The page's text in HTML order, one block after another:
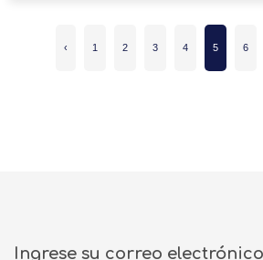
‹ 1 2 3 4 5 6
Ingrese su correo